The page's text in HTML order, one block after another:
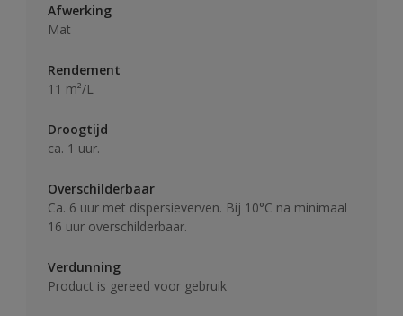
Afwerking
Mat
Rendement
11 m²/L
Droogtijd
ca. 1 uur.
Overschilderbaar
Ca. 6 uur met dispersieverven. Bij 10°C na minimaal
16 uur overschilderbaar.
Verdunning
Product is gereed voor gebruik